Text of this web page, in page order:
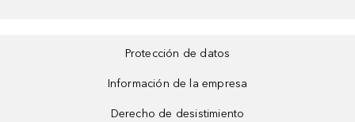
Protección de datos
Información de la empresa
Derecho de desistimiento